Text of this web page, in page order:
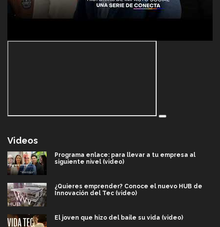
Videos
Programa enlace: para llevar a tu empresa al
siguiente nivel (video)
¿Quieres emprender? Conoce el nuevo HUB de
Innovación del Tec (video)
El joven que hizo del baile su vida (video)